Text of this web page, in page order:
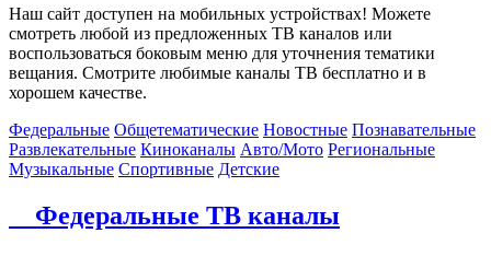
Наш сайт доступен на мобильных устройствах! Можете
смотреть любой из предложенных ТВ каналов или
воспользоваться боковым меню для уточнения тематики
вещания. Смотрите любимые каналы ТВ бесплатно и в
хорошем качестве.
Федеральные Общетематические Новостные Познавательные
Развлекательные Киноканалы Авто/Мото Региональные
Музыкальные Спортивные Детские
Федеральные ТВ каналы